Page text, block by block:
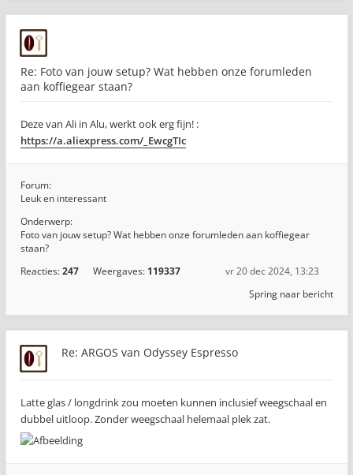
Re: Foto van jouw setup? Wat hebben onze forumleden
aan koffiegear staan?
Deze van Ali in Alu, werkt ook erg fijn! :
https://a.aliexpress.com/_EwcgTIc
Forum:
Leuk en interessant
Onderwerp:
Foto van jouw setup? Wat hebben onze forumleden aan koffiegear
staan?
Reacties:247 Weergaves: 119337
vr 20 dec 2024, 13:23
Spring naar bericht
Re: ARGOS van Odyssey Espresso
Latte glas / longdrink zou moeten kunnen inclusief weegschaal en
dubbel uitloop. Zonder weegschaal helemaal plek zat.